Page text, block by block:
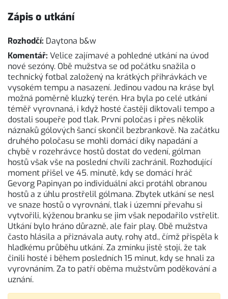
Zápis o utkání
Rozhodčí: Daytona b&w
Komentář: Velice zajímavé a pohledné utkání na úvod
nové sezóny. Obě mužstva se od počátku snažila o
technický fotbal založený na krátkých přihrávkách ve
vysokém tempu a nasazení. Jedinou vadou na kráse byl
možná poměrně kluzký terén. Hra byla po celé utkání
téměř vyrovnaná, i když hosté častěji diktovali tempo a
dostali soupeře pod tlak. První poločas i přes několik
náznaků gólových šancí skončil bezbrankově. Na začátku
druhého poločasu se mohli domácí díky napadání a
chybě v rozehrávce hostů dostat do vedení, gólman
hostů však vše na poslední chvíli zachránil. Rozhodující
moment přišel ve 45. minutě, kdy se domácí hráč
Gevorg Papinyan po individuální akci protáhl obranou
hostů a z úhlu prostřelil gólmana. Zbytek utkání se nesl
ve snaze hostů o vyrovnání, tlak i územní převahu si
vytvořili, kýženou branku se jim však nepodařilo vstřelit.
Utkání bylo hráno důrazně, ale fair play. Obě mužstva
často hlásila a přiznávala auty, rohy atd., čímž přispěla k
hladkému průběhu utkání. Za zmínku jistě stojí, že tak
činili hosté i během posledních 15 minut, kdy se hnali za
vyrovnáním. Za to patří oběma mužstvům poděkování a
uznání.